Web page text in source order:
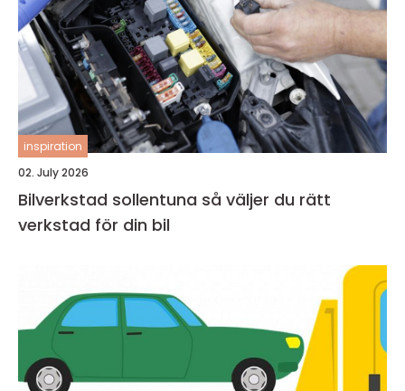
inspiration
02. July 2026
Bilverkstad sollentuna så väljer du rätt
verkstad för din bil